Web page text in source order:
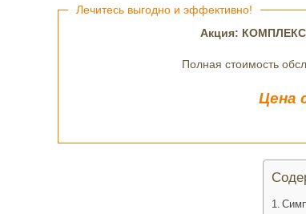
Лечитесь выгодно и эффективно!
Акция:
Полная стоимость
Цена